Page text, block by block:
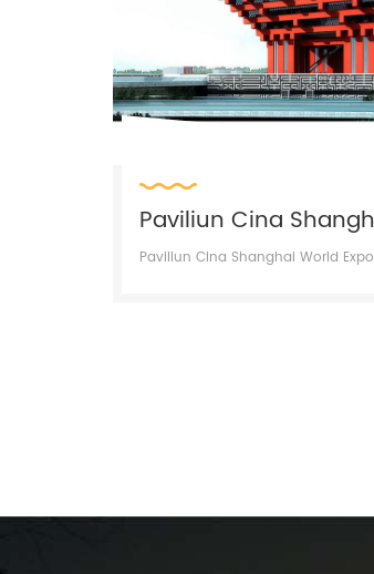
Paviliun Cina Shanghai World Expo